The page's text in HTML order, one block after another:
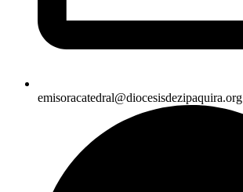
emisoracatedral@diocesisdezipaquira.org